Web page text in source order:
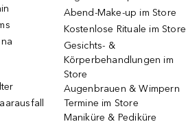
Abend-Make-up im Store
Kostenlose Rituale im Store
Gesichts- &
Körperbehandlungen im
Store
Augenbrauen & Wimpern
Termine im Store
Maniküre & Pediküre